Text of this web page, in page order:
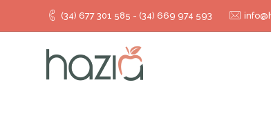
(34) 677 301 585 - (34) 669 974 593